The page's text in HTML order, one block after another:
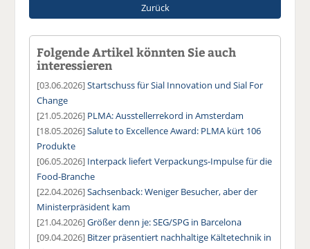
Zurück
Folgende Artikel könnten Sie auch
interessieren
[03.06.2026]Startschuss für Sial Innovation und Sial For
Change
[21.05.2026] PLMA: Ausstellerrekord in Amsterdam
[18.05.2026]Salute to Excellence Award: PLMA kürt 106
Produkte
[06.05.2026] Interpack liefert Verpackungs-Impulse für die
Food-Branche
[22.04.2026]Sachsenback: Weniger Besucher, aber der
Ministerpräsident kam
[21.04.2026]Größer denn je: SEG/SPG in Barcelona
[09.04.2026] Bitzer präsentiert nachhaltige Kältetechnik in